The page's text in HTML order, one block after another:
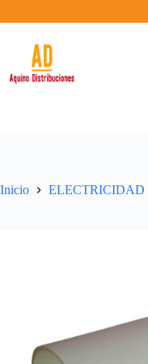
al
Inicio ELECTRICIDAD